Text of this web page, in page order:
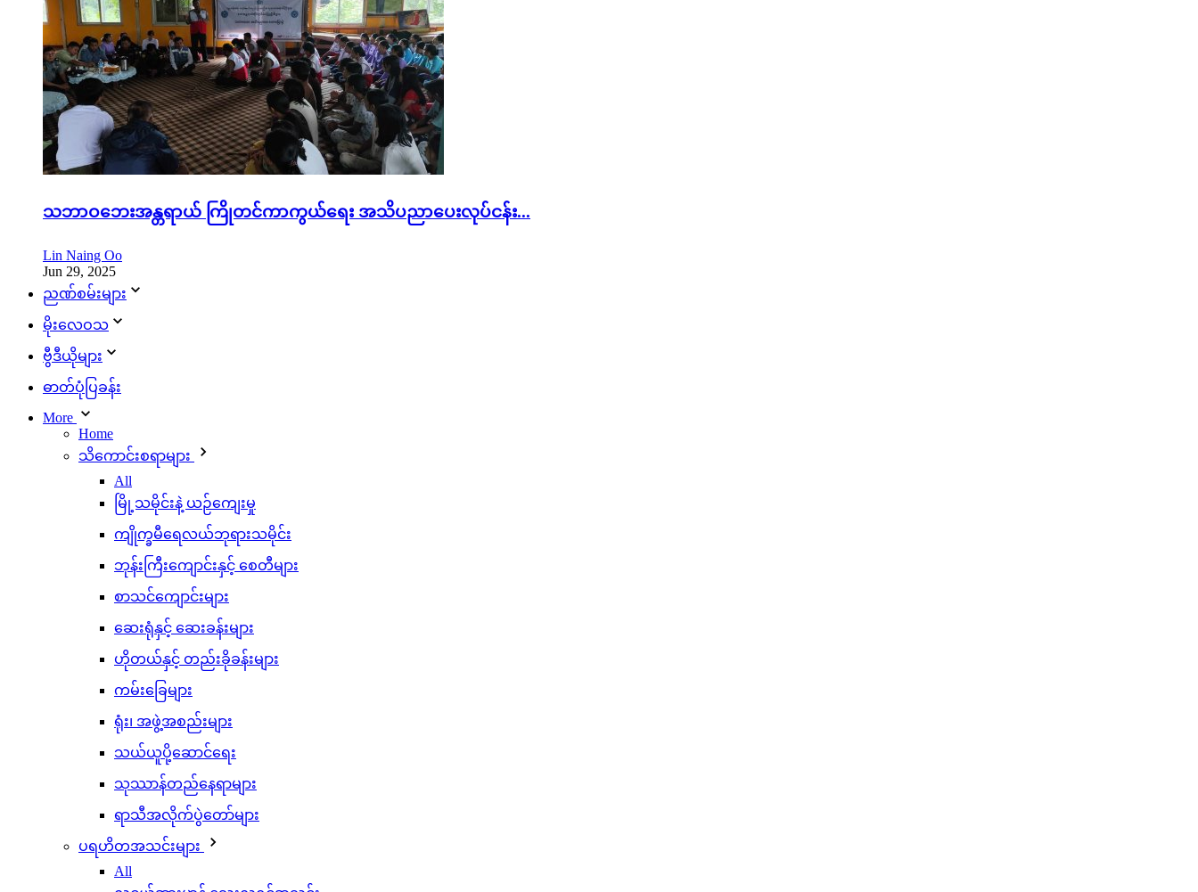
သဘာဝဘေးအန္တရာယ် ကြိုတင်ကာကွယ်ရေး အသိပညာပေးလုပ်ငန်း...
Lin Naing Oo
Jun 29, 2025
ညဏ်စမ်းများ
မိုးလေဝသ
ဗွီဒီယိုများ
ဓာတ်ပုံပြခန်း
More
Home
သိ‌ကောင်းစရာများ
All
မြို့သမိုင်းနဲ့ ယဉ်ကျေးမှု
ကျိုက္ခမီရေလယ်ဘုရားသမိုင်း
ဘုန်းကြီးကျောင်းနှင့် စေတီများ
စာသင်ကျောင်းများ
ဆေးရုံနှင့် ဆေးခန်းများ
ဟိုတယ်နှင့် တည်းခိုခန်းများ
ကမ်းခြေများ
ရုံး၊ အဖွဲ့အစည်းများ
သယ်ယူပို့ဆောင်ရေး
သုဿာန်တည်နေရာများ
ရာသီအလိုက်ပွဲတော်များ
ပရဟိတအသင်းများ
All